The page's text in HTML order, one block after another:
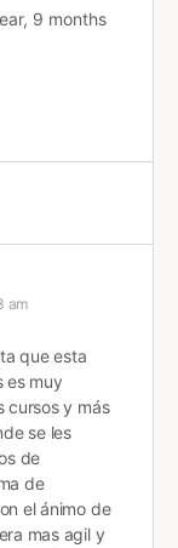
9 months
am
que esta
es muy
cursos y más
se les
de
de
el ánimo de
mas agil y